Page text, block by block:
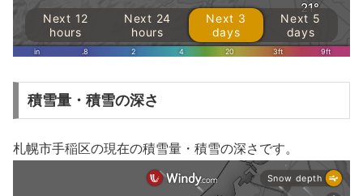
積雪量・積雪の深さ
札幌市手稲区の現在の積雪量・積雪の深さです。